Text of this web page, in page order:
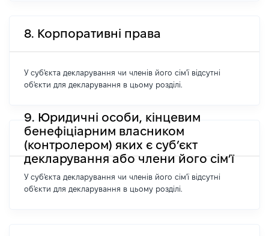
8. Корпоративні права
У суб'єкта декларування чи членів його сім'ї відсутні
об'єкти для декларування в цьому розділі.
9. Юридичні особи, кінцевим
бенефіціарним власником
(контролером) яких є суб’єкт
декларування або члени його сім’ї
У суб'єкта декларування чи членів його сім'ї відсутні
об'єкти для декларування в цьому розділі.